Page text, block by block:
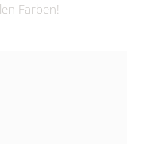
Farben!